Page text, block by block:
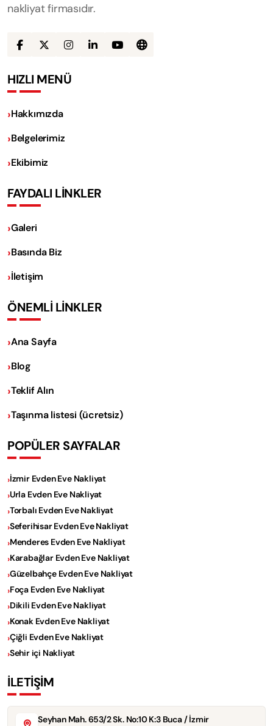
nakliyat firmasıdır.
HIZLI MENÜ
Hakkımızda
Belgelerimiz
Ekibimiz
FAYDALI LİNKLER
Galeri
Basında Biz
İletişim
ÖNEMLİ LİNKLER
Ana Sayfa
Blog
Teklif Alın
Taşınma listesi (ücretsiz)
POPÜLER SAYFALAR
İzmir Evden Eve Nakliyat
Urla Evden Eve Nakliyat
Torbalı Evden Eve Nakliyat
Seferihisar Evden Eve Nakliyat
Menderes Evden Eve Nakliyat
Karabağlar Evden Eve Nakliyat
Güzelbahçe Evden Eve Nakliyat
Foça Evden Eve Nakliyat
Dikili Evden Eve Nakliyat
Konak Evden Eve Nakliyat
Çiğli Evden Eve Nakliyat
Sehir içi Nakliyat
İLETİŞİM
Seyhan Mah. 653/2 Sk. No:10 K:3 Buca / İzmir